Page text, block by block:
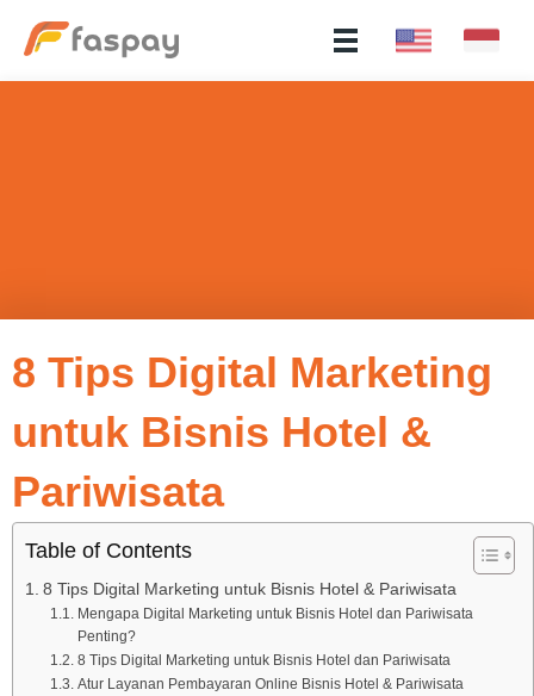
8 Tips Digital Marketing
untuk Bisnis Hotel &
Pariwisata
Table of Contents
8 Tips Digital Marketing untuk Bisnis Hotel & Pariwisata
​​Mengapa Digital Marketing untuk Bisnis Hotel dan Pariwisata
Penting?
8 Tips Digital Marketing untuk Bisnis Hotel dan Pariwisata
Atur Layanan Pembayaran Online Bisnis Hotel & Pariwisata